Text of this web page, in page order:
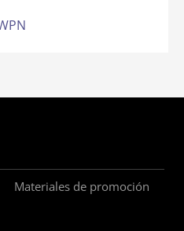
Materiales de promoción